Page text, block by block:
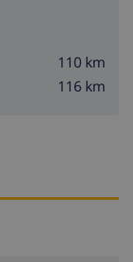
110 km
116 km